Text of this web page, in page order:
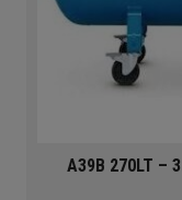
A39B 270LT –